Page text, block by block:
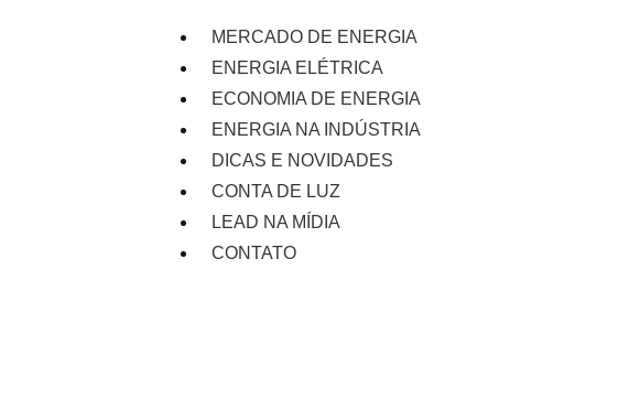
MERCADO DE ENERGIA
ENERGIA ELÉTRICA
ECONOMIA DE ENERGIA
ENERGIA NA INDÚSTRIA
DICAS E NOVIDADES
CONTA DE LUZ
LEAD NA MÍDIA
CONTATO